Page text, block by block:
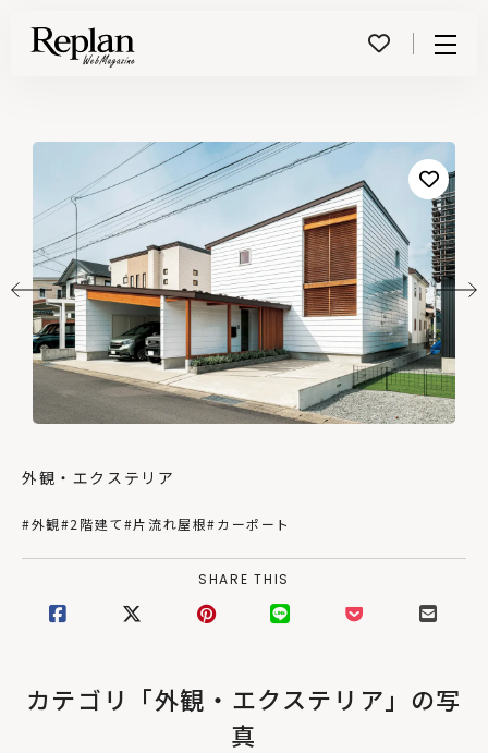
外観・エクステリア
#外観#2階建て#片流れ屋根#カーポート
SHARE THIS
カテゴリ「外観・エクステリア」の写
真